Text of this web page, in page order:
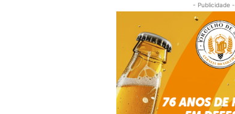
- Publicidade -